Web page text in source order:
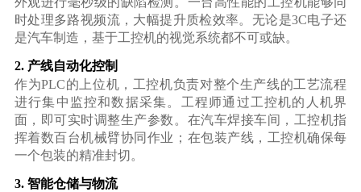
时处理多路视频流，大幅提升质检效率。无论是3C电子还
是汽车制造，基于工控机的视觉系统都不可或缺。
2. 产线自动化控制
作为PLC的上位机，工控机负责对整个生产线的工艺流程
进行集中监控和数据采集。工程师通过工控机的人机界
面，即可实时调整生产参数。在汽车焊接车间，工控机指
挥着数百台机械臂协同作业；在包装产线，工控机确保每
一个包装的精准封切。
3. 智能仓储与物流